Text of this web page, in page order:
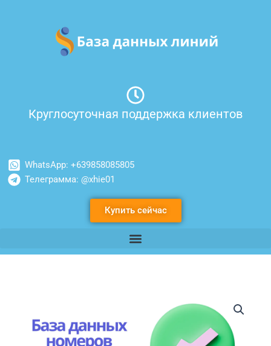
содержимому
Круглосуточная поддержка клиентов
WhatsApp: +639858085805
Телеграмма: @xhie01
Купить сейчас
данных